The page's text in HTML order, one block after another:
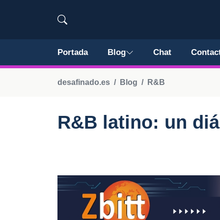
Portada Blog Chat
desafinado.es Blog R&B
R&B latino: un